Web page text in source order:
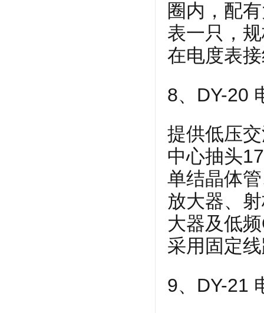
圈内，配
表一只，
在电度表
8、DY-20
提供低压
中心抽头
单结晶体
放大器、
大器及低
采用固定
9、DY-21